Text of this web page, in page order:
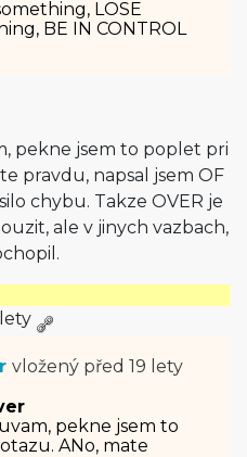
LOSE
BE IN CONTROL
pekne jsem to poplet pri
pravdu, napsal jsem OF
chybu. Takze OVER je
ale v jinych vazbach,
vložený před 19 lety
pekne jsem to
ANo, mate